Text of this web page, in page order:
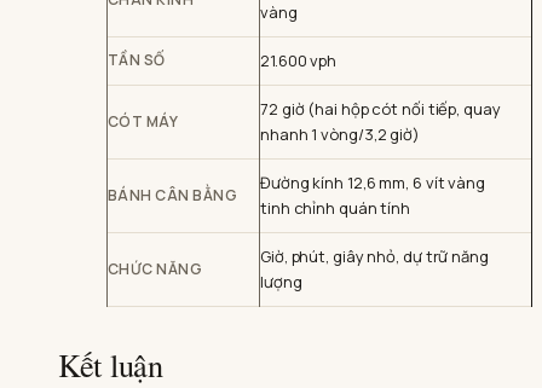
vàng
TẦN SỐ 21.600 vph
CÓT MÁY
72 giờ (hai hộp cót nối tiếp, quay
nhanh 1 vòng/3,2 giờ)
BÁNH CÂN BẰNG
Đường kính 12,6 mm, 6 vít vàng
tinh chỉnh quán tính
CHỨC NĂNG
Giờ, phút, giây nhỏ, dự trữ năng
lượng
Kết luận